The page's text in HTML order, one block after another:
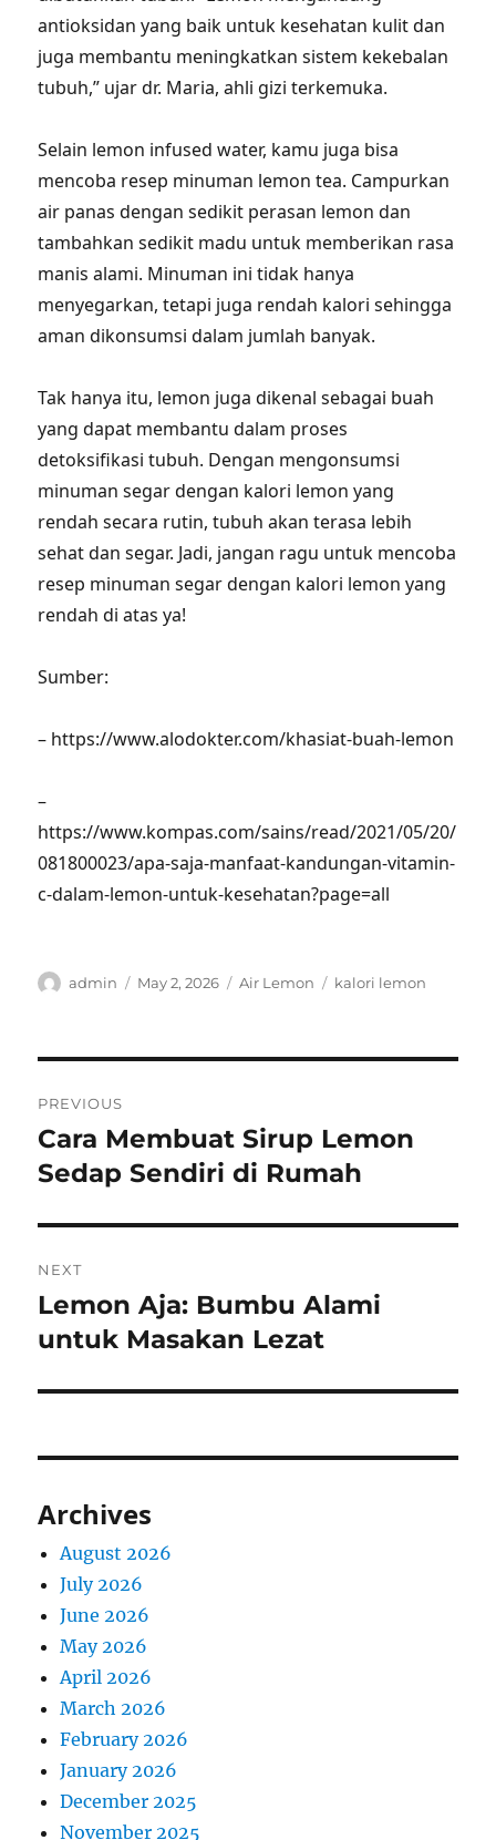
antioksidan yang baik untuk kesehatan kulit dan
juga membantu meningkatkan sistem kekebalan
tubuh,” ujar dr. Maria, ahli gizi terkemuka.
Selain lemon infused water, kamu juga bisa
mencoba resep minuman lemon tea. Campurkan
air panas dengan sedikit perasan lemon dan
tambahkan sedikit madu untuk memberikan rasa
manis alami. Minuman ini tidak hanya
menyegarkan, tetapi juga rendah kalori sehingga
aman dikonsumsi dalam jumlah banyak.
Tak hanya itu, lemon juga dikenal sebagai buah
yang dapat membantu dalam proses
detoksifikasi tubuh. Dengan mengonsumsi
minuman segar dengan kalori lemon yang
rendah secara rutin, tubuh akan terasa lebih
sehat dan segar. Jadi, jangan ragu untuk mencoba
resep minuman segar dengan kalori lemon yang
rendah di atas ya!
Sumber:
– https://www.alodokter.com/khasiat-buah-lemon
–
https://www.kompas.com/sains/read/2021/05/20/
081800023/apa-saja-manfaat-kandungan-vitamin-
c-dalam-lemon-untuk-kesehatan?page=all
Author
admin
Posted
May 2, 2026 Categories
Air Lemon Tags
kalori lemon
navigation
PREVIOUS
Previous
post:
Cara Membuat Sirup Lemon
Sedap Sendiri di Rumah
NEXT
Next
post:
Lemon Aja: Bumbu Alami
untuk Masakan Lezat
Archives
August 2026
July 2026
June 2026
May 2026
April 2026
March 2026
February 2026
January 2026
December 2025
November 2025